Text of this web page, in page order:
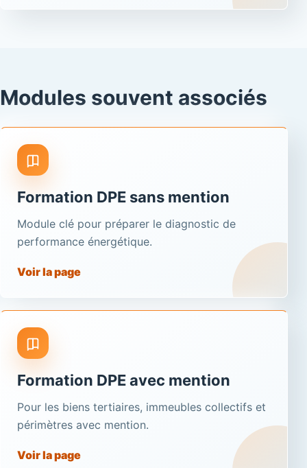
Modules souvent associés
Formation DPE sans mention
Module clé pour préparer le diagnostic de
performance énergétique.
Voir la page
Formation DPE avec mention
Pour les biens tertiaires, immeubles collectifs et
périmètres avec mention.
Voir la page